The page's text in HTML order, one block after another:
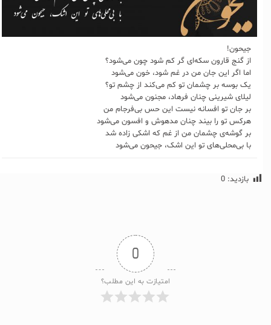
جیحون!
از گنج قارون سکه‌ای گر کم شود چون می‌شود؟
اما اگر این جان من در غم شود، خون می‌شود
یک بوسه بر چشمان تو کم می‌کند از چشم تو؟
لیلای شیرینی چنان فرهاد، مجنون می‌شود
بر جان تو افسانه نیست این حس بی‌فرجام من
هرکس تو را بیند چنان مدهوش و افسون می‌شود
بر گوشه‌ی چشمان من از غم که اشکی زاده شد
با بی‌محلی‌های تو این اشک، جیحون می‌شود
بازدید: 0
0
امتیازت به این مطلب؟